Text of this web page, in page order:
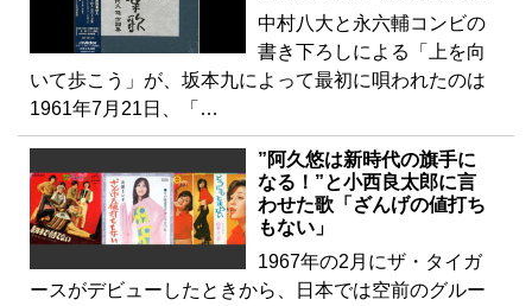
中村八大と永六輔コンビの
書き下ろしによる「上を向
いて歩こう」が、坂本九によって最初に唄われたのは
1961年7月21日、「…
”阿久悠は新時代の旗手に
なる！”と小西良太郎に言
わせた歌「ざんげの値打ち
もない」
1967年の2月にザ・タイガ
ースがデビューしたときから、日本では空前のグルー